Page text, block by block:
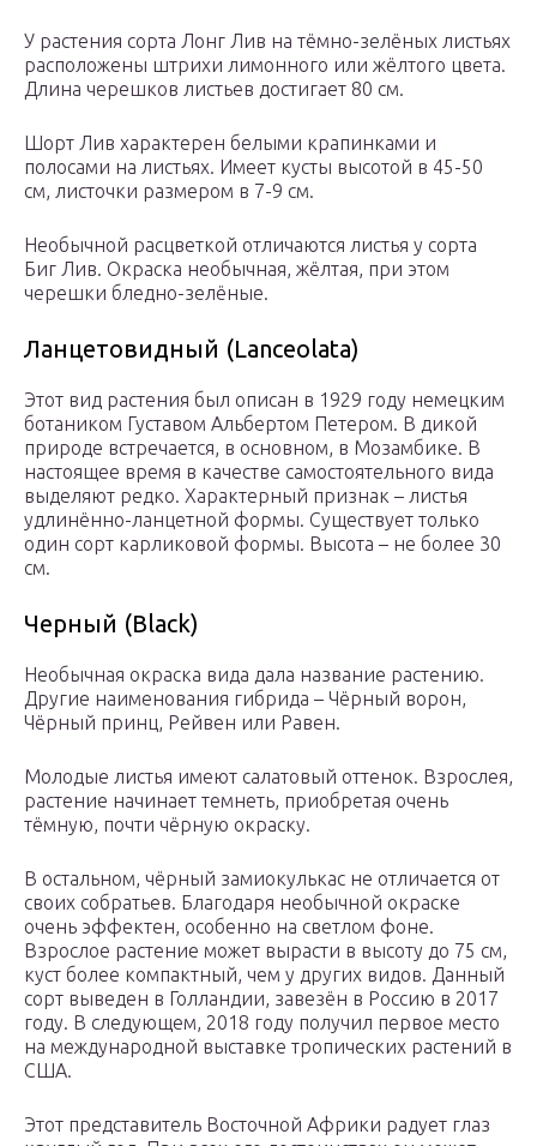
У растения сорта Лонг Лив на тёмно-зелёных листьях
расположены штрихи лимонного или жёлтого цвета.
Длина черешков листьев достигает 80 см.
Шорт Лив характерен белыми крапинками и
полосами на листьях. Имеет кусты высотой в 45-50
см, листочки размером в 7-9 см.
Необычной расцветкой отличаются листья у сорта
Биг Лив. Окраска необычная, жёлтая, при этом
черешки бледно-зелёные.
Ланцетовидный (Lanceolata)
Этот вид растения был описан в 1929 году немецким
ботаником Густавом Альбертом Петером. В дикой
природе встречается, в основном, в Мозамбике. В
настоящее время в качестве самостоятельного вида
выделяют редко. Характерный признак – листья
удлинённо-ланцетной формы. Существует только
один сорт карликовой формы. Высота – не более 30
см.
Черный (Black)
Необычная окраска вида дала название растению.
Другие наименования гибрида – Чёрный ворон,
Чёрный принц, Рейвен или Равен.
Молодые листья имеют салатовый оттенок. Взрослея,
растение начинает темнеть, приобретая очень
тёмную, почти чёрную окраску.
В остальном, чёрный замиокулькас не отличается от
своих собратьев. Благодаря необычной окраске
очень эффектен, особенно на светлом фоне.
Взрослое растение может вырасти в высоту до 75 см,
куст более компактный, чем у других видов. Данный
сорт выведен в Голландии, завезён в Россию в 2017
году. В следующем, 2018 году получил первое место
на международной выставке тропических растений в
США.
Этот представитель Восточной Африки радует глаз